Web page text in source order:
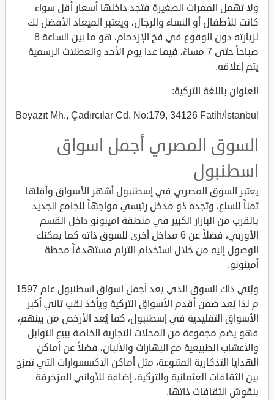
ولا تهمل الممرات الصغيرة فتجد داخلها أسعار أقل سواء
كانت للأطفال أو النساء والرجال، ويعتبر الميعاد الأفضل لك
لزيارته دون الوقوع في فخ الإزدحام، هو ما بين الساعة 8
صباحاً حتى 7 مساءً، فيما عدا يوم الأحد والعطلات الرسمية
يتم إغلاقه.
العنوان باللغة التركية:
Beyazıt Mh., Çadırcılar Cd. No:179, 34126 Fatih/İstanbul
السوق المصري أجمل اسواق
اسطنبول
يعتبر السوق المصري في إسطنبول أشهر الأسواق وأقلها
ثمناً للسلع، وتجده ذو مدخل رئيسي مواجهاً للجامع الجديد
بالقرب من البازار الكبير في منطقة امينونو داخل القسم
الأوربي، فضلاً عن 6 مداخل أخرى للسوق ذاته كما يمكنك
الوصول إليه من خلال استخدام الترام مستهدفاً محطة
أمينونو.
وبُني ذاك السوق الذي يعد أجمل اسواق اسطنبول عام 1597
م لذا يُعد ضمن أقدم الأسواق التركية ويأخذ لقب ثاني أكبر
الأسواق التقليدية في إسطنبول، كما يُعد الأرخص من بينهم،
فهو يضم مجموعة من المحلات التجارية الخاصة ببيع التوابل
والأعشاب الطبيعية مع البهارات والألبان، فضلاً عن أماكن
الهدايا التذكارية المتنوعة، مثل أماكن الاكسسوارات التي تمزج
بين الثقافات العثمانية والتركية، إضافة للأواني المزخرفة
بنقوش الثقافات ذاتها.